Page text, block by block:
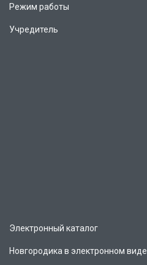
Режим работы
Учредитель
Электронный каталог
Новгородика в электронном виде